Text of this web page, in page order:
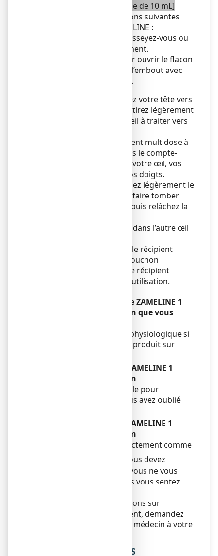
[Pour un récipient multidose de 10 mL]
Veuillez suivre les instructions suivantes
lors de l’utilisation de ZAMELINE :
1. Lavez-vous les mains et asseyez-vous ou
installez-vous confortablement.
2. Dévissez le bouchon pour ouvrir le flacon
multidose. Ne touchez pas l’embout avec
vos doigts après ouverture.
3. Inclinez votre tête vers
l’arrière et avec votre doigt tirez légèrement
la paupière inférieure de l’œil à traiter vers
4. Placer l’embout du récipient multidose à
proximité de votre oeil, mais le compte-
goutte ne doit pas toucher votre œil, vos
cils, d'autres surfaces ou vos doigts.
5. Pressez légèrement le
récipient multidose afin de faire tomber
une goutte dans votre œil, puis relâchez la
6. Répétez cette procédure dans l’autre œil
7. Après utilisation, fermez le récipient
multidose en revissant le bouchon
8. Jetez le récipient
multidose après 30 jours d’utilisation.
Si vous avez utilisé plus de ZAMELINE 1
mg/mL, collyre en solution que vous
Rincer l'œil avec du sérum physiologique si
vous avez appliqué trop de produit sur
Si vous oubliez d’utiliser ZAMELINE 1
mg/mL, collyre en solution
N’utilisez pas de dose double pour
compenser la dose que vous avez oublié
Si vous arrêtez d’utiliser ZAMELINE 1
mg/mL, collyre en solution
Utilisez ce médicament exactement comme
Vous devez
informer votre médecin si vous ne vous
sentez pas mieux ou si vous vous sentez
Si vous avez d’autres questions sur
l’utilisation de ce médicament, demandez
plus d’informations à votre médecin à votre
4. QUELS SONT LES EFFETS